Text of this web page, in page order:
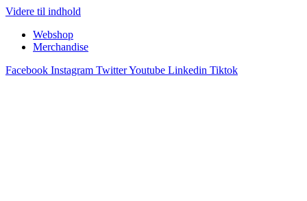
Videre til indhold
Webshop
Merchandise
Facebook Instagram TwitterYoutube Linkedin Tiktok